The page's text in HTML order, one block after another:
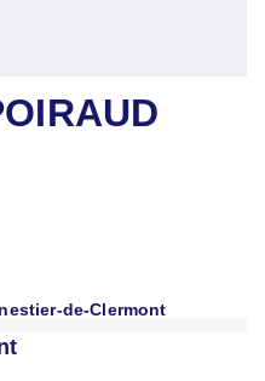
de-Clermont